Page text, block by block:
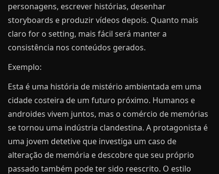
personagens, escrever histórias, desenhar
storyboards e produzir vídeos depois. Quanto mais
claro for o setting, mais fácil será manter a
consistência nos conteúdos gerados.
Exemplo:
Esta é uma história de mistério ambientada em uma
cidade costeira de um futuro próximo. Humanos e
androides vivem juntos, mas o comércio de memórias
se tornou uma indústria clandestina. A protagonista é
uma jovem detetive que investiga um caso de
alteração de memória e descobre que seu próprio
passado também pode ter sido reescrito. O estilo